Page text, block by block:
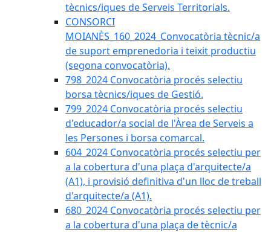
tècnics/iques de Serveis Territorials.
CONSORCI
MOIANÈS_160_2024_Convocatòria tècnic/a
de suport emprenedoria i teixit productiu
(segona convocatòria).
798_2024 Convocatòria procés selectiu
borsa tècnics/iques de Gestió.
799_2024 Convocatòria procés selectiu
d'educador/a social de l'Àrea de Serveis a
les Persones i borsa comarcal.
604_2024 Convocatòria procés selectiu per
a la cobertura d'una plaça d'arquitecte/a
(A1), i provisió definitiva d'un lloc de treball
d'arquitecte/a (A1).
680_2024 Convocatòria procés selectiu per
a la cobertura d'una plaça de tècnic/a